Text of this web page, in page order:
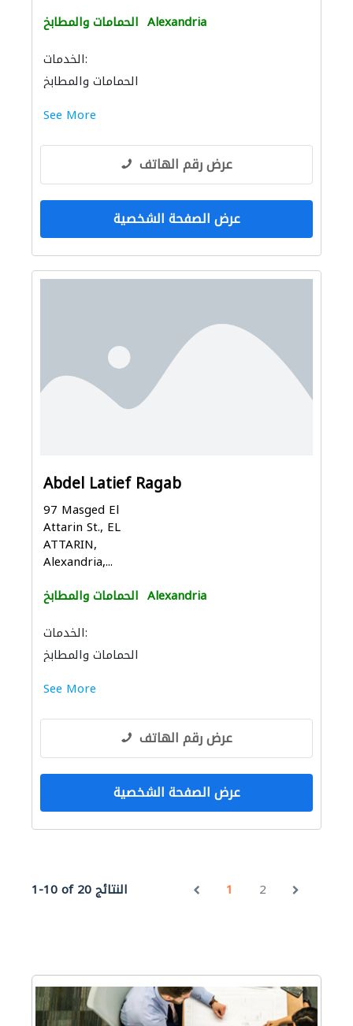
الحمامات والمطابخ Alexandria
الخدمات:
الحمامات والمطابخ
See More
عرض رقم الهاتف
عرض الصفحة الشخصية
Abdel Latief Ragab
97 Masged El
Attarin St., EL
ATTARIN,
Alexandria,...
الحمامات والمطابخ Alexandria
الخدمات:
الحمامات والمطابخ
See More
عرض رقم الهاتف
عرض الصفحة الشخصية
1-10 of 20 النتائج 1 2